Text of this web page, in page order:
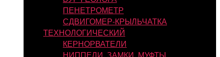
ПЕНЕТРОМЕТР
СДВИГОМЕР-КРЫЛЬЧАТКА
ТЕХНОЛОГИЧЕСКИЙ
КЕРНОРВАТЕЛИ